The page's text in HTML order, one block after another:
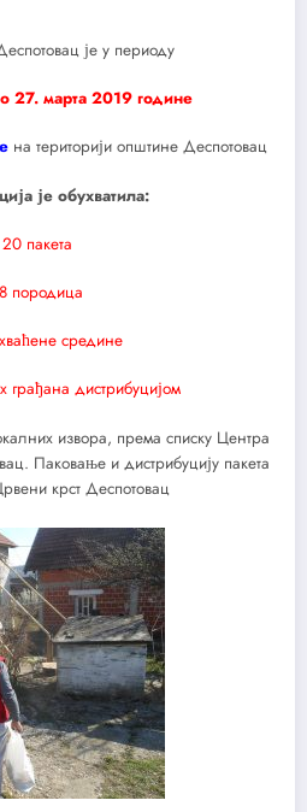
је у периоду
27. марта 2019 године
на територији општине Деспотовац
је обухватила:
20 пакета
породица
средине
грађана дистрибуцијом
извора, према списку Центра
Паковање и дистрибуцију пакета
крст Деспотовац